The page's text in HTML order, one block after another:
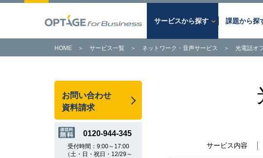
サービスから探す
あらゆるビジネスの課題を解決。
OPTAGE法人向けサービス。
情報セ
アウト
課題から探
課題から探す
次世代のITインフラはOPTAGEに
トータルでお任せください。
詳細はこちら
現
HOME ＞ サービス一覧 ＞ ネットワーク・音声サービス ＞ 光電話オ
お問い合わせ
資料請求
0120-944-345
受付時間：9:00～17:00
（土・日・祝日・12/29～
サービス内容